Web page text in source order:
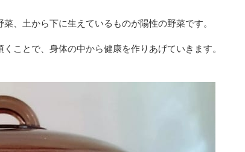
、土から下に生えているものが陽性の野菜です。
ことで、身体の中から健康を作りあげていきます。